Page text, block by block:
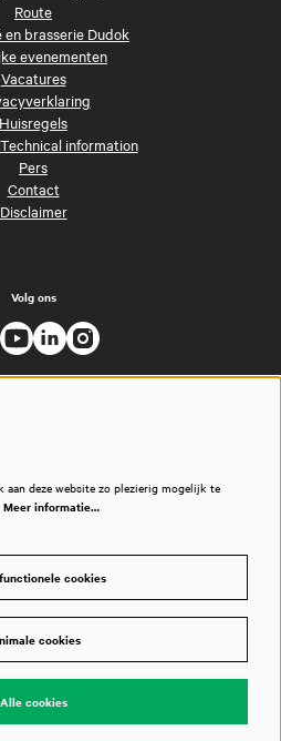
Route
en brasserie Dudok
evenementen
Vacatures
Huisregels
Technical information
Pers
Contact
Disclaimer
Volg ons
byCultureSuite
aan deze website zo plezierig mogelijk te
Meer informatie…
cookies
cookies
Alle cookies